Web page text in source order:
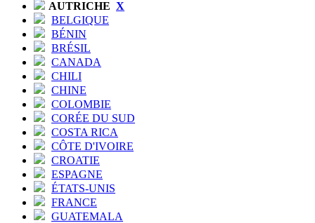
AUTRICHE X
BELGIQUE
BÉNIN
BRÉSIL
CANADA
CHILI
CHINE
COLOMBIE
CORÉE DU SUD
COSTA RICA
CÔTE D'IVOIRE
CROATIE
ESPAGNE
ÉTATS-UNIS
FRANCE
GUATEMALA